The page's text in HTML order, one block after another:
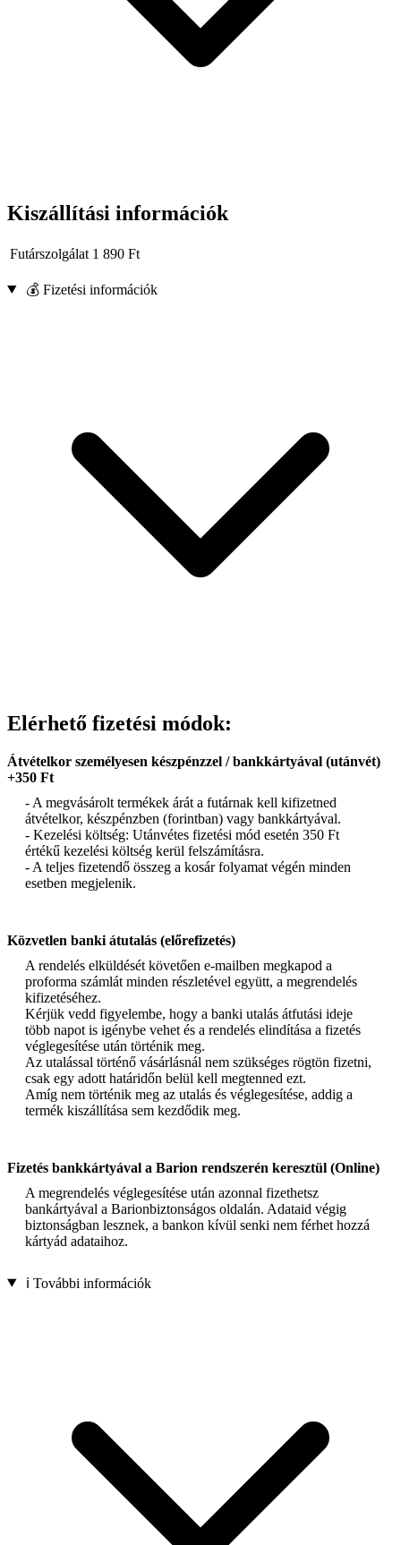
Kiszállítási információk
Futárszolgálat 1 890 Ft
💰 Fizetési információk
Elérhető fizetési módok:
Átvételkor személyesen készpénzzel / bankkártyával (utánvét)
+350 Ft
- A megvásárolt termékek árát a futárnak kell kifizetned
átvételkor, készpénzben (forintban) vagy bankkártyával.
- Kezelési költség: Utánvétes fizetési mód esetén 350 Ft
értékű kezelési költség kerül felszámításra.
- A teljes fizetendő összeg a kosár folyamat végén minden
esetben megjelenik.
Közvetlen banki átutalás (előrefizetés)
A rendelés elküldését követően e-mailben megkapod a
proforma számlát minden részletével együtt, a megrendelés
kifizetéséhez.
Kérjük vedd figyelembe, hogy a banki utalás átfutási ideje
több napot is igénybe vehet és a rendelés elindítása a fizetés
véglegesítése után történik meg.
Az utalással történő vásárlásnál nem szükséges rögtön fizetni,
csak egy adott határidőn belül kell megtenned ezt.
Amíg nem történik meg az utalás és véglegesítése, addig a
termék kiszállítása sem kezdődik meg.
Fizetés bankkártyával a Barion rendszerén keresztül (Online)
A megrendelés véglegesítése után azonnal fizethetsz
bankártyával a Barionbiztonságos oldalán. Adataid végig
biztonságban lesznek, a bankon kívül senki nem férhet hozzá
kártyád adataihoz.
ℹ️ További információk